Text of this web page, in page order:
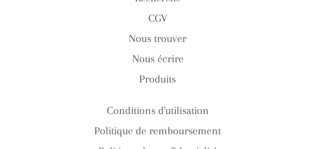
CGV
Nous trouver
Nous écrire
Produits
Conditions d'utilisation
Politique de remboursement